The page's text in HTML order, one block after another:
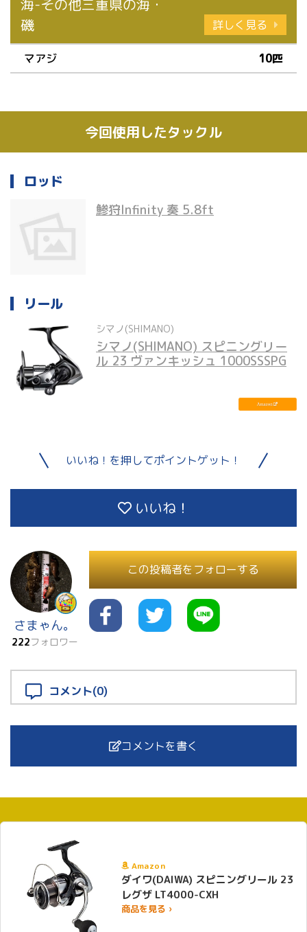
海-その他三重県の海・
磯
詳しく見る
マアジ 10匹
今回使用したタックル
ロッド
鯵狩Infinity 奏 5.8ft
リール
シマノ(SHIMANO)
シマノ(SHIMANO) スピニングリー
ル 23 ヴァンキッシュ 1000SSSPG
いいね！を押してポイントゲット！
いいね！
さまゃん。
222フォロワー
この投稿者をフォローする
コメント(0)
コメントを書く
Amazon
ダイワ(DAIWA) スピニングリール 23
レグザ LT4000-CXH
商品を見る ›